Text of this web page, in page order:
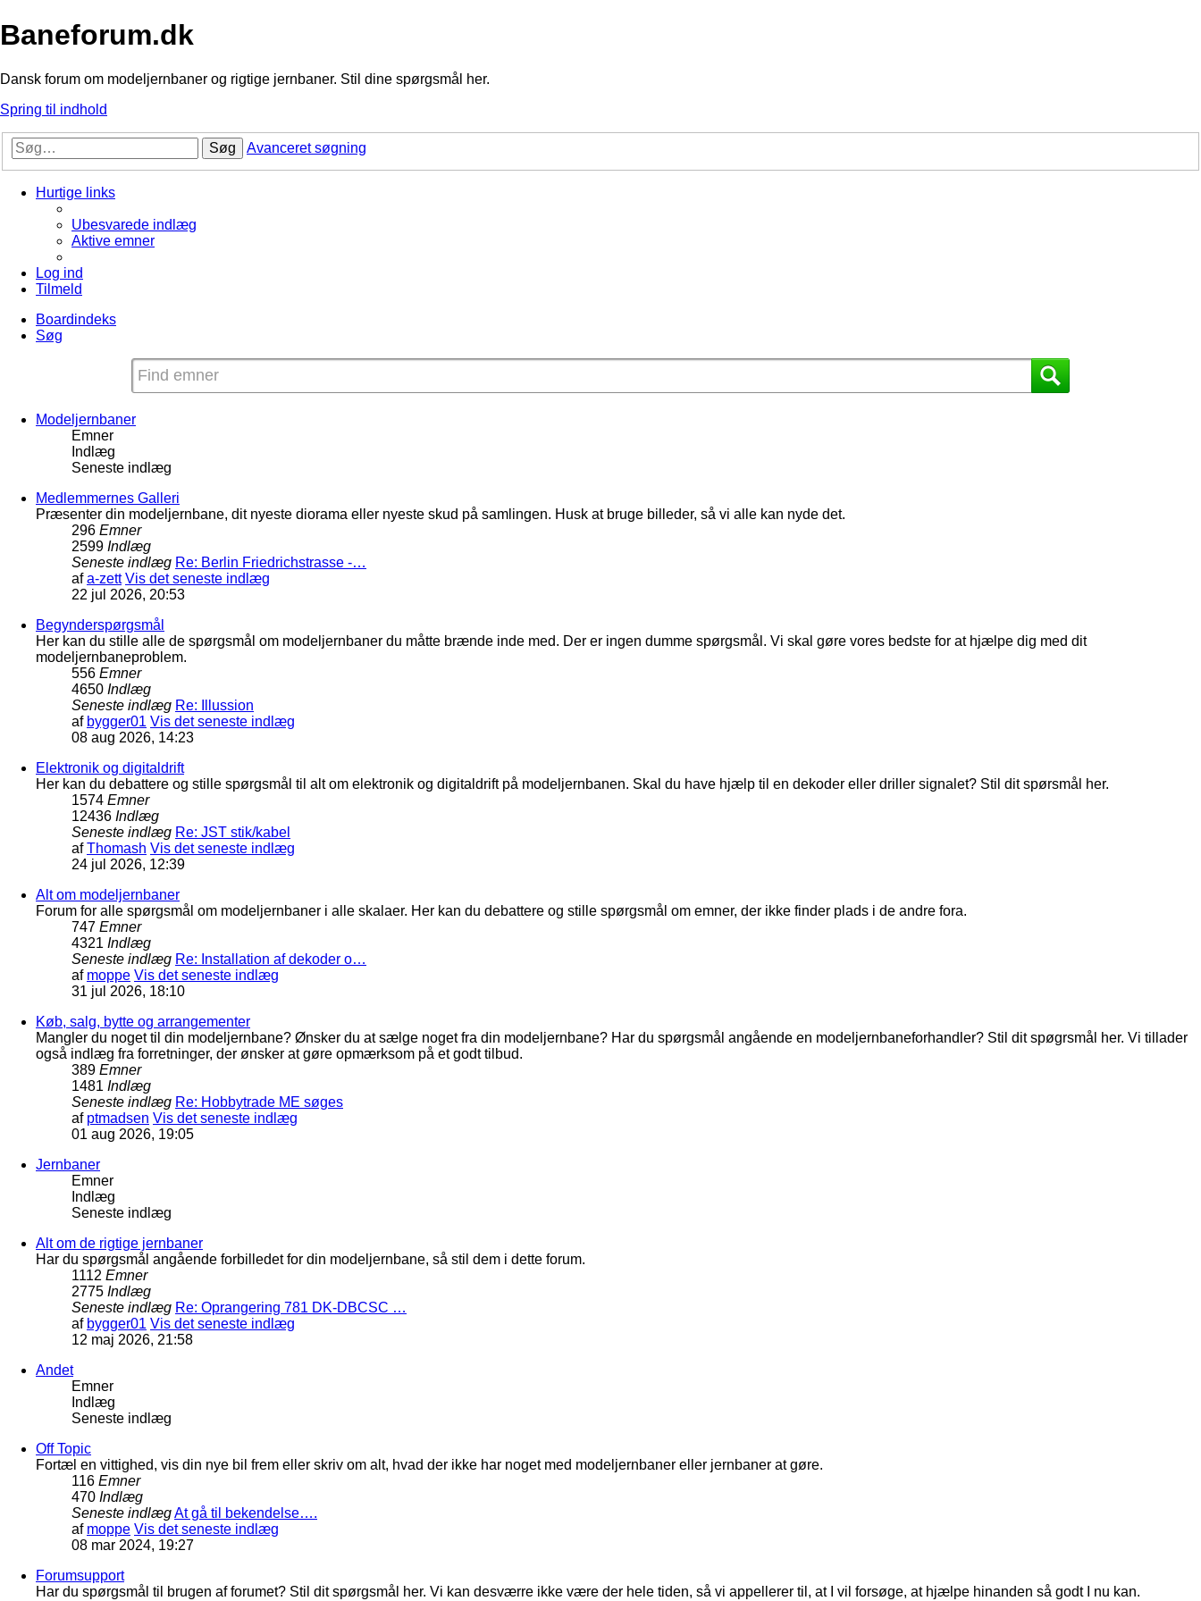
Baneforum.dk
Dansk forum om modeljernbaner og rigtige jernbaner. Stil dine spørgsmål her.
Spring til indhold
Søg Avanceret søgning
Hurtige links
Ubesvarede indlæg
Aktive emner
Log ind
Tilmeld
Boardindeks
Søg
Modeljernbaner
Emner
Indlæg
Seneste indlæg
Medlemmernes Galleri
Præsenter din modeljernbane, dit nyeste diorama eller nyeste skud på samlingen. Husk at bruge billeder, så vi alle kan nyde det.
296 Emner
2599 Indlæg
Seneste indlæg Re: Berlin Friedrichstrasse -…
afa-zett Vis det seneste indlæg
22 jul 2026, 20:53
Begynderspørgsmål
Her kan du stille alle de spørgsmål om modeljernbaner du måtte brænde inde med. Der er ingen dumme spørgsmål. Vi skal gøre vores bedste for at hjælpe dig med dit
modeljernbaneproblem.
556 Emner
4650 Indlæg
Seneste indlæg Re: Illussion
af bygger01 Vis det seneste indlæg
08 aug 2026, 14:23
Elektronik og digitaldrift
Her kan du debattere og stille spørgsmål til alt om elektronik og digitaldrift på modeljernbanen. Skal du have hjælp til en dekoder eller driller signalet? Stil dit spørsmål her.
1574 Emner
12436 Indlæg
Seneste indlæg Re: JST stik/kabel
afThomash Vis det seneste indlæg
24 jul 2026, 12:39
Alt om modeljernbaner
Forum for alle spørgsmål om modeljernbaner i alle skalaer. Her kan du debattere og stille spørgsmål om emner, der ikke finder plads i de andre fora.
747 Emner
4321 Indlæg
Seneste indlæg Re: Installation af dekoder o…
af moppe Vis det seneste indlæg
31 jul 2026, 18:10
Køb, salg, bytte og arrangementer
Mangler du noget til din modeljernbane? Ønsker du at sælge noget fra din modeljernbane? Har du spørgsmål angående en modeljernbaneforhandler? Stil dit spøgrsmål her. Vi tillader
også indlæg fra forretninger, der ønsker at gøre opmærksom på et godt tilbud.
389 Emner
1481 Indlæg
Seneste indlæg Re: Hobbytrade ME søges
af ptmadsen Vis det seneste indlæg
01 aug 2026, 19:05
Jernbaner
Emner
Indlæg
Seneste indlæg
Alt om de rigtige jernbaner
Har du spørgsmål angående forbilledet for din modeljernbane, så stil dem i dette forum.
1112 Emner
2775 Indlæg
Seneste indlæg Re: Oprangering 781 DK-DBCSC …
af bygger01 Vis det seneste indlæg
12 maj 2026, 21:58
Andet
Emner
Indlæg
Seneste indlæg
Off Topic
Fortæl en vittighed, vis din nye bil frem eller skriv om alt, hvad der ikke har noget med modeljernbaner eller jernbaner at gøre.
116 Emner
470 Indlæg
Seneste indlægAt gå til bekendelse….
af moppe Vis det seneste indlæg
08 mar 2024, 19:27
Forumsupport
Har du spørgsmål til brugen af forumet? Stil dit spørgsmål her. Vi kan desværre ikke være der hele tiden, så vi appellerer til, at I vil forsøge, at hjælpe hinanden så godt I nu kan.